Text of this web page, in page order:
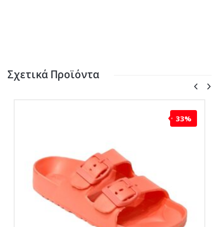
Σχετικά Προϊόντα
33%